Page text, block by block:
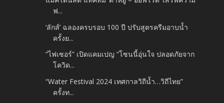
ฟ...
‘ลักส์’ ฉลองครบรอบ 100 ปี ปรับสูตรครีมอาบน้ำ
ครั้งย...
“ไฟเซอร์” เปิดแคมเปญ “โซนนี้อุ่นใจ ปลอดภัยจาก
โควิด...
“Water Festival 2024 เทศกาลวิถีน้ำ…วิถีไทย”
ครั้งท...